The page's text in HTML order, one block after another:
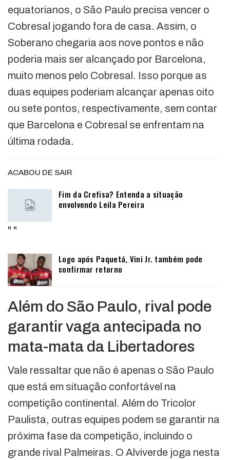
equatorianos, o São Paulo precisa vencer o
Cobresal jogando fora de casa. Assim, o
Soberano chegaria aos nove pontos e não
poderia mais ser alcançado por Barcelona,
muito menos pelo Cobresal. Isso porque as
duas equipes poderiam alcançar apenas oito
ou sete pontos, respectivamente, sem contar
que Barcelona e Cobresal se enfrentam na
última rodada.
ACABOU DE SAIR
Fim da Crefisa? Entenda a situação
envolvendo Leila Pereira
" "
Logo após Paquetá, Vini Jr. também pode
confirmar retorno
Além do São Paulo, rival pode
garantir vaga antecipada no
mata-mata da Libertadores
Vale ressaltar que não é apenas o São Paulo
que está em situação confortável na
competição continental. Além do Tricolor
Paulista, outras equipes podem se garantir na
próxima fase da competição, incluindo o
grande rival Palmeiras. O Alviverde joga nesta